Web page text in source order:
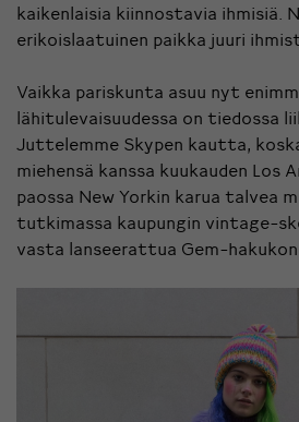
kaikenlaisia kiinnostavia ihmisiä.
erikoislaatuinen paikka juuri
Vaikka pariskunta asuu nyt
lähitulevaisuudessa on tiedossa
Juttelemme Skypen kautta,
miehensä kanssa kuukauden Los
paossa New Yorkin karua talvea
tutkimassa kaupungin vintage-
vasta lanseerattua Gem-